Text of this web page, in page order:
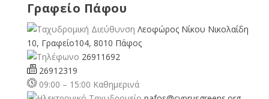
Γραφείο Πάφου
Λεοφώρος Νίκου Νικολαίδη
10, Γραφείο104, 8010 Πάφος
26911692
26912319
09:00 – 15:00 Καθημερινά